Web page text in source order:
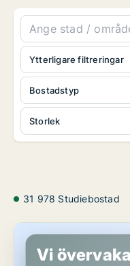
Bostadstyp
Storlek
Ytterligare filtreringar
31 978 Studiebostad
Lägenhet i Vimmerby
Vi